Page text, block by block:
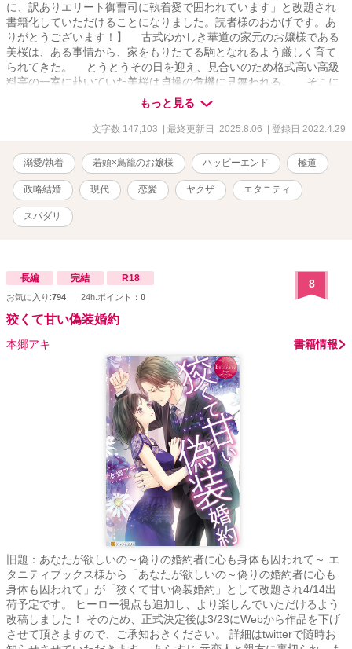
に、訳ありエリート御曹司に執着愛で囲われています」と改題され
書籍化していただけることになりました。読者様のおかげです。あ
りがとうございます！】 古式ゆかしき華道の家元のお嬢様である
美桜は、ある事情から、家をもりたてる駒となれるよう厳しく育て
られてきた。 とうとうその日を迎え、見合いのため格式高い高級
料亭の一室に赴いていた美桜は貞操の危機に見舞われる。 そこに
現れた男により救われた美桜だったが、それがきっかけで思いがけ
ない展開にーー 住む世界が違い、交わることのなかったはずの尊
の不器用な優しさに触れ惹かれていく美桜の行き着く先は……？ ✦･
道の家元の世間知らずな鳥籠のお嬢様 ✧九條 尊✧ 誰もが知るIT企業
の経営者だが、実は裏社会の皇帝として畏れられている日本最大の
極道組織泣く子も黙る極心会の若頭 ✦･━･✦･━･✦･━･✦･━･✦･━･
✦･━･✦ ※設定や登場する人物、団体、グループの名称等全てフィ
クションです。 ✧連載期間22.4.29〜22.7.7 ✧ 【※他サイトでも掲載
中でしたが、書籍化に伴い引き下げとなっております】
もっと見る
文字数 147,103 | 最終更新日 2025.8.06 | 登録日 2022.4.29
溺愛/執着 若頭×鳥籠のお嬢様 ハッピーエンド 極道
政略結婚 現代 恋愛 ヤクザ エタニティ
スパダリ
長編 完結 R18
お気に入り:794 24h.ポイント： 0
8
狡くて甘い偽装婚約
本郷アキ 書籍情報
旧題：あなたが欲しいの～偽りの婚約者に心も身体も囚われて～ エ
タニティブックス様から「あなたが欲しいの～偽りの婚約者に心も
身体も囚われて」が「狡くて甘い偽装婚約」として改題され4/14出
荷予定です。 ヒーロー視点も追加し、より楽しんでいただけるよう
改稿しました！ そのため、正式決定後は3/23にWebから作品を下げ
させて頂きますので、ご承知おきください。 詳細はtwitterで随時お